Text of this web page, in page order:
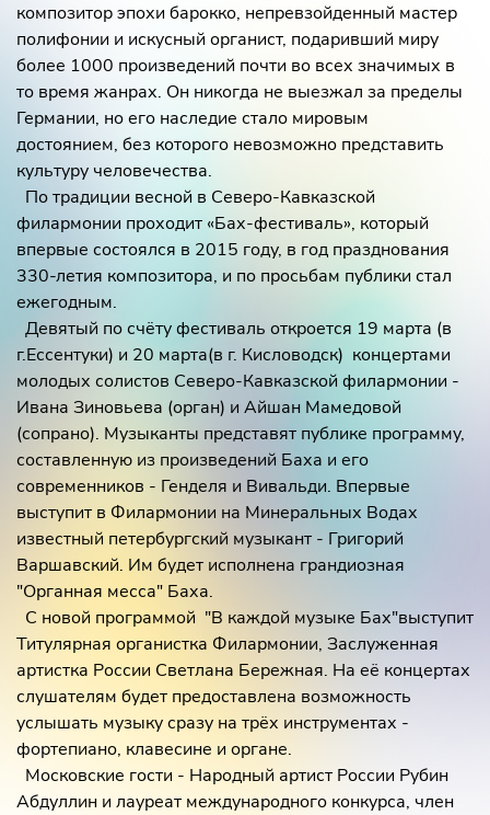
композитор эпохи барокко, непревзойденный мастер
полифонии и искусный органист, подаривший миру
более 1000 произведений почти во всех значимых в
то время жанрах. Он никогда не выезжал за пределы
Германии, но его наследие стало мировым
достоянием, без которого невозможно представить
культуру человечества.
По традиции весной в Северо-Кавказской
филармонии проходит «Бах-фестиваль», который
впервые состоялся в 2015 году, в год празднования
330-летия композитора, и по просьбам публики стал
ежегодным.
Девятый по счëту фестиваль откроется 19 марта (в
г.Ессентуки) и 20 марта(в г. Кисловодск) концертами
молодых солистов Северо-Кавказской филармонии -
Ивана Зиновьева (орган) и Айшан Мамедовой
(сопрано). Музыканты представят публике программу,
составленную из произведений Баха и его
современников - Генделя и Вивальди. Впервые
выступит в Филармонии на Минеральных Водах
известный петербургский музыкант - Григорий
Варшавский. Им будет исполнена грандиозная
"Органная месса" Баха.
С новой программой "В каждой музыке Бах"выступит
Титулярная органистка Филармонии, Заслуженная
артистка России Светлана Бережная. На её концертах
слушателям будет предоставлена возможность
услышать музыку сразу на трёх инструментах -
фортепиано, клавесине и органе.
Московские гости - Народный артист России Рубин
Абдуллин и лауреат международного конкурса, член